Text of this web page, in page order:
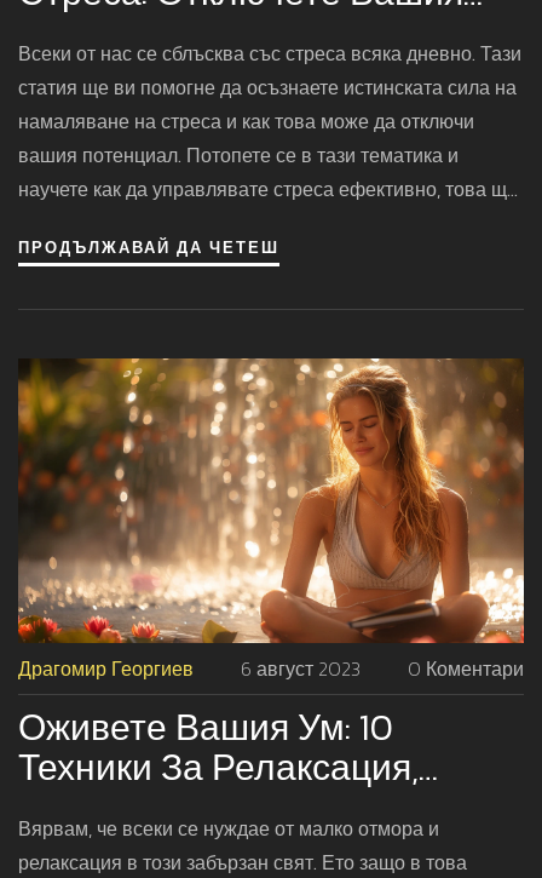
Потенциал
Всеки от нас се сблъсква със стреса всяка дневно. Тази
статия ще ви помогне да осъзнаете истинската сила на
намаляване на стреса и как това може да отключи
вашия потенциал. Потопете се в тази тематика и
научете как да управлявате стреса ефективно, това ще
професионално развитие. Истината е такава -
ПРОДЪЛЖАВАЙ ДА ЧЕТЕШ
Драгомир Георгиев 6 август 2023 0 Коментари
Оживете Вашия Ум: 10
Техники За Релаксация,
Които Да Опитате Днес
Вярвам, че всеки се нуждае от малко отмора и
релаксация в този забързан свят. Ето защо в това